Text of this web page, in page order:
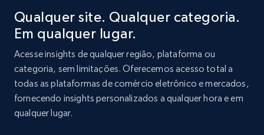
Amazon products global dataset - Collects
products by best sellers category URL
Title, Seller name, Brand, Description, Initial
price, Currency, Availability, Reviews count, and
more.
Qualquer site. Qualquer categoria.
Em qualquer lugar.
Acesse insights de qualquer região, plataforma ou
categoria, sem limitações. Oferecemos acesso total a
todas as plataformas de comércio eletrônico e mercados,
fornecendo insights personalizados a qualquer hora e em
qualquer lugar.